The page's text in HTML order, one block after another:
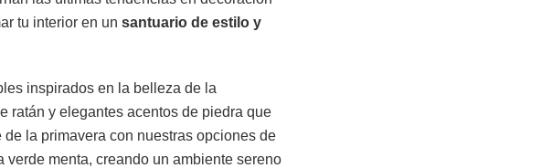
tu interior en un santuario de estilo y
inspirados en la belleza de la
ratán y elegantes acentos de piedra que
la primavera con nuestras opciones de
menta, creando un ambiente sereno